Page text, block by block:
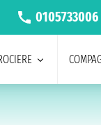
0105733006